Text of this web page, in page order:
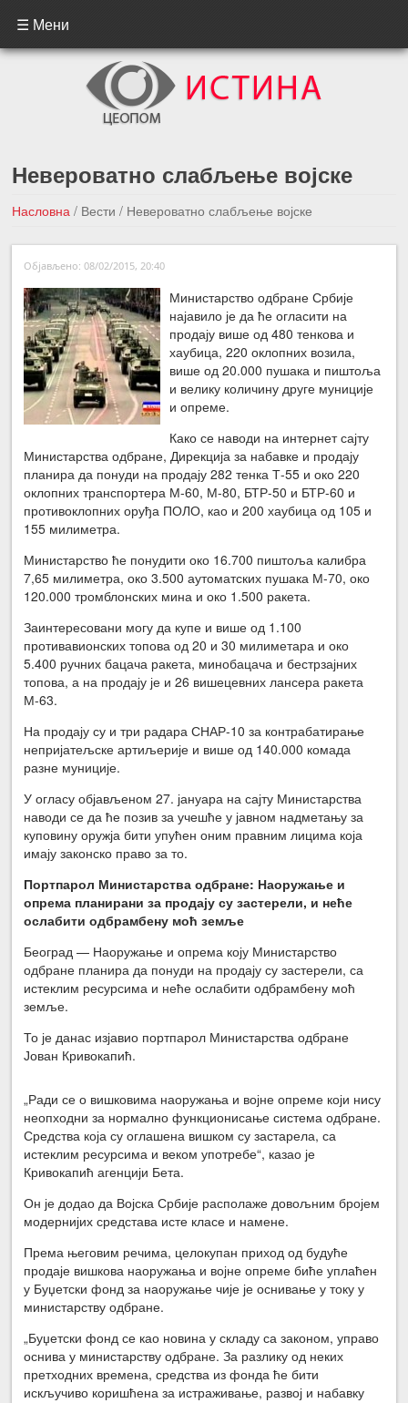
☰ Мени
Невероватно слабљење војске
Насловна / Вести/ Невероватно слабљење војске
←Претходна вест
Следећа вест →
Објављено: 08/02/2015, 20:40
Министарство одбране Србије
најавило је да ће огласити на
продају више од 480 тенкова и
хаубица, 220 оклопних возила,
више од 20.000 пушака и пиштоља
и велику количину друге муниције
и опреме.
Како се наводи на интернет сајту
Министарства одбране, Дирекција за набавке и продају
планира да понуди на продају 282 тенка Т-55 и око 220
оклопних транспортера М-60, М-80, БТР-50 и БТР-60 и
противоклопних оруђа ПОЛО, као и 200 хаубица од 105 и
155 милиметра.
Министарство ће понудити око 16.700 пиштоља калибра
7,65 милиметра, око 3.500 аутоматских пушака М-70, око
120.000 тромблонских мина и око 1.500 ракета.
Заинтересовани могу да купе и више од 1.100
противавионских топова од 20 и 30 милиметара и око
5.400 ручних бацача ракета, минобацача и бестрзајних
топова, а на продају је и 26 вишецевних лансера ракета
М-63.
На продају су и три радара СНАР-10 за контрабатирање
непријатељске артиљерије и више од 140.000 комада
разне муниције.
У огласу објављеном 27. јануара на сајту Министарства
наводи се да ће позив за учешће у јавном надметању за
куповину оружја бити упућен оним правним лицима која
имају законско право за то.
Портпарол Министарства одбране: Наоружање и
опрема планирани за продају су застерели, и неће
ослабити одбрамбену моћ земље
Београд — Наоружање и опрема коју Министарство
одбране планира да понуди на продају су застерели, са
истеклим ресурсима и неће ослабити одбрамбену моћ
земље.
То је данас изјавио портпарол Министарства одбране
Јован Кривокапић.
„Ради се о вишковима наоружања и војне опреме који нису
неопходни за нормално функционисање система одбране.
Средства која су оглашена вишком су застарела, са
истеклим ресурсима и веком употребе“, казао је
Кривокапић агенцији Бета.
Он је додао да Војска Србије располаже довољним бројем
модернијих средстава исте класе и намене.
Према његовим речима, целокупан приход од будуће
продаје вишкова наоружања и војне опреме биће уплаћен
у Буџетски фонд за наоружање чије је оснивање у току у
министарству одбране.
„Буџетски фонд се као новина у складу са законом, управо
оснива у министарству одбране. За разлику од неких
претходних времена, средства из фонда ће бити
искључиво коришћена за истраживање, развој и набавку